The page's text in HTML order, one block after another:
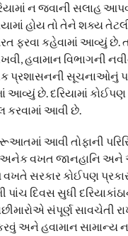
ન જવાની સલાહ
હોય તો તેને શક્ય
ફરવા કહેવામાં આવ્યું છે.
હવામાન વિભાગની
પ્રશાસનની સૂચનાઓનું
આવ્યું છે. દરિયામાં
કરવામાં આવી છે.
આવી તોફાની
અનેક વખત જાનહાનિ અને
સરકાર કોઈપણ
દિવસ સુધી
સંપૂર્ણ સાવચેતી
અને હવામાન સામાન્ય ન